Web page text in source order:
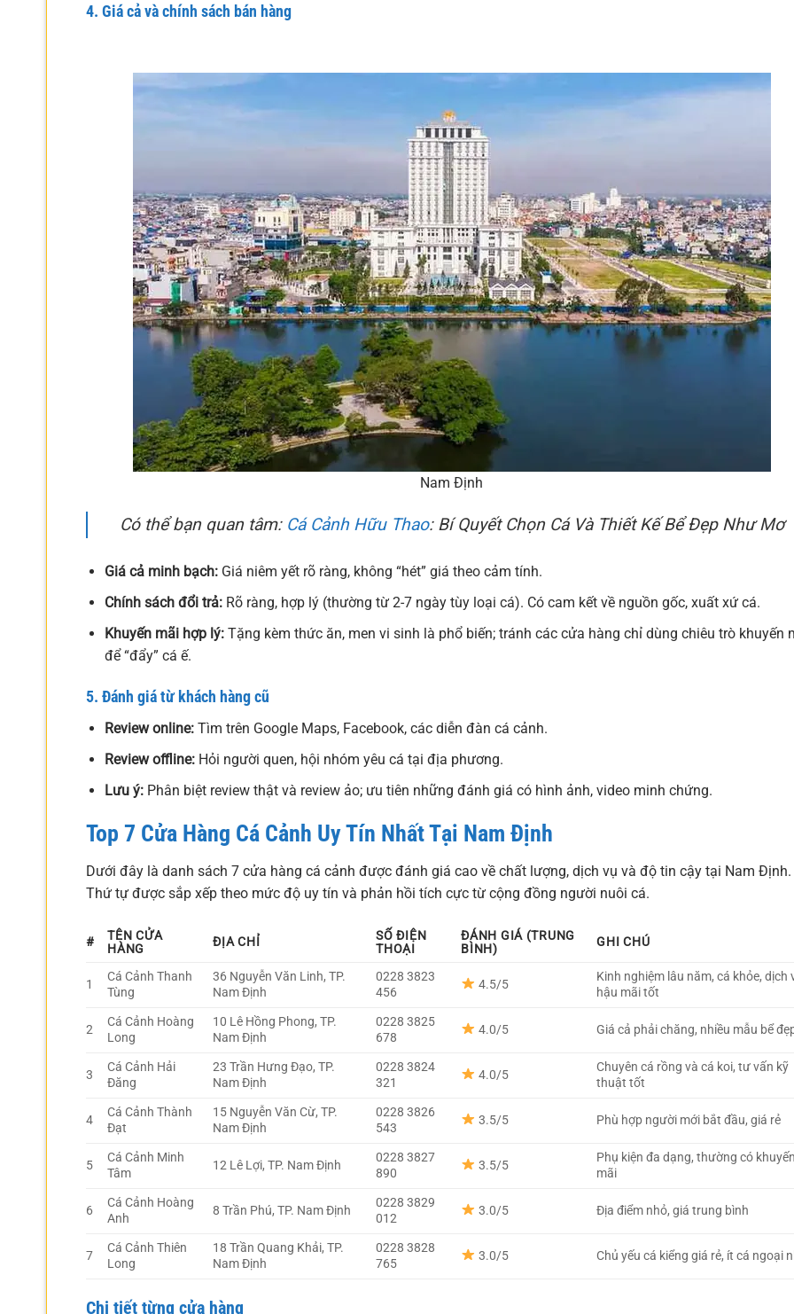
4. Giá cả và chính sách bán hàng
Nam Định
Có thể bạn quan tâm: Cá Cảnh Hữu Thao: Bí Quyết Chọn Cá Và Thiết Kế Bể Đẹp Như Mơ
Giá cả minh bạch:Giá niêm yết rõ ràng, không “hét” giá theo cảm tính.
Chính sách đổi trả:Rõ ràng, hợp lý (thường từ 2-7 ngày tùy loại cá). Có cam kết về nguồn gốc, xuất xứ cá.
Khuyến mãi hợp lý:Tặng kèm thức ăn, men vi sinh là phổ biến; tránh các cửa hàng chỉ dùng chiêu trò khuyến
để “đẩy” cá ế.
5. Đánh giá từ khách hàng cũ
Review online:Tìm trên Google Maps, Facebook, các diễn đàn cá cảnh.
Review offline:Hỏi người quen, hội nhóm yêu cá tại địa phương.
Lưu ý:Phân biệt review thật và review ảo; ưu tiên những đánh giá có hình ảnh, video minh chứng.
Top 7 Cửa Hàng Cá Cảnh Uy Tín Nhất Tại Nam Định
Dưới đây là danh sách 7 cửa hàng cá cảnh được đánh giá cao về chất lượng, dịch vụ và độ tin cậy tại Nam Định.
Thứ tự được sắp xếp theo mức độ uy tín và phản hồi tích cực từ cộng đồng người nuôi cá.
#
TÊN CỬA
HÀNG
ĐỊA CHỈ
SỐ ĐIỆN
THOẠI
ĐÁNH GIÁ (TRUNG
BÌNH)
GHI CHÚ
1
Cá Cảnh Thanh
Tùng
36 Nguyễn Văn Linh, TP.
Nam Định
0228 3823
456
4.5/5
Kinh nghiệm lâu năm, cá khỏe, dịch
hậu mãi tốt
2
Cá Cảnh Hoàng
Long
10 Lê Hồng Phong, TP.
Nam Định
0228 3825
678
4.0/5 Giá cả phải chăng, nhiều mẫu bể
3
Cá Cảnh Hải
Đăng
23 Trần Hưng Đạo, TP.
Nam Định
0228 3824
321
4.0/5
Chuyên cá rồng và cá koi, tư vấn kỹ
thuật tốt
4
Cá Cảnh Thành
Đạt
15 Nguyễn Văn Cừ, TP.
Nam Định
0228 3826
543
3.5/5 Phù hợp người mới bắt đầu, giá rẻ
5
Cá Cảnh Minh
Tâm
12 Lê Lợi, TP. Nam Định
0228 3827
890
3.5/5
Phụ kiện đa dạng, thường có
mãi
6
Cá Cảnh Hoàng
Anh
8 Trần Phú, TP. Nam Định
0228 3829
012
3.0/5 Địa điểm nhỏ, giá trung bình
7
Cá Cảnh Thiên
Long
18 Trần Quang Khải, TP.
Nam Định
0228 3828
765
3.0/5 Chủ yếu cá kiểng giá rẻ, ít cá ngoại
Chi tiết từng cửa hàng